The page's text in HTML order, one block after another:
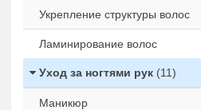
Укрепление структуры волос
Ламинирование волос
Уход за ногтями рук (11)
Маникюр